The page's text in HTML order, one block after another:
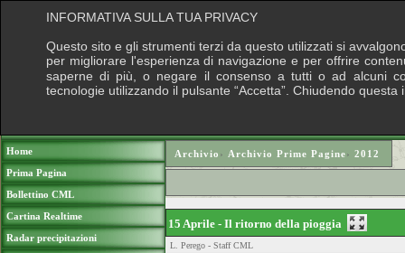
Home
Prima Pagina
Bollettino CML
Cartina Realtime
Radar precipitazioni
Archivio › Archivio Prime Pagine› 2012
15 Aprile - Il ritorno della pioggia
L. Perego - Staff CML
INFORMATIVA SULLA TUA PRIVACY
Questo sito e gli strumenti terzi da questo utilizzati si
per migliorare l'esperienza di navigazione e per offrire
saperne di più, o negare il consenso a tutti o ad alcuni
tecnologie utilizzando il pulsante “Accetta”. Chiudendo